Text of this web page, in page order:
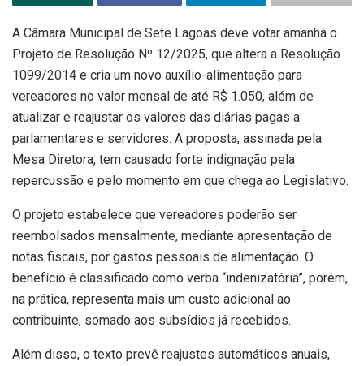
A Câmara Municipal de Sete Lagoas deve votar amanhã o
Projeto de Resolução Nº 12/2025, que altera a Resolução
1099/2014 e cria um novo auxílio-alimentação para
vereadores no valor mensal de até R$ 1.050, além de
atualizar e reajustar os valores das diárias pagas a
parlamentares e servidores. A proposta, assinada pela
Mesa Diretora, tem causado forte indignação pela
repercussão e pelo momento em que chega ao Legislativo.
O projeto estabelece que vereadores poderão ser
reembolsados mensalmente, mediante apresentação de
notas fiscais, por gastos pessoais de alimentação. O
benefício é classificado como verba “indenizatória”, porém,
na prática, representa mais um custo adicional ao
contribuinte, somado aos subsídios já recebidos.
Além disso, o texto prevê reajustes automáticos anuais,